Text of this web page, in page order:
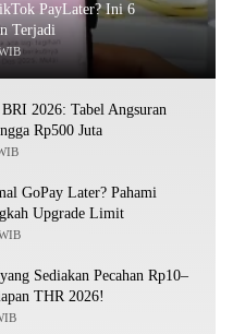
PayLater? Ini 6
Terjadi
2026: Tabel Angsuran
Rp500 Juta
GoPay Later? Pahami
Upgrade Limit
Sediakan Pecahan Rp10–
THR 2026!